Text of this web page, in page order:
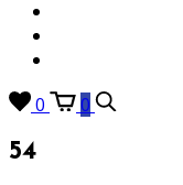
0
0
54